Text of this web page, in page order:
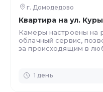
г. Домодедово
Квартира на ул.
Камеры настроены на
облачный сервис,
за происходящим в
1 день